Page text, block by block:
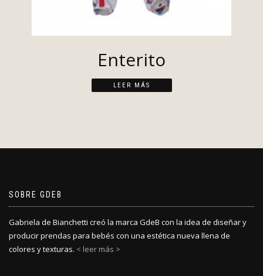
Enterito
LEER MÁS
SOBRE GDEB
Gabriela de Bianchetti creó la marca GdeB con la idea de diseñar y
producir prendas para bebés con una estética nueva llena de
colores y texturas. < leer más >